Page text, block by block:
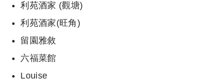
利苑酒家 (觀塘)
利苑酒家(旺角)
留園雅敘
六福菜館
Louise